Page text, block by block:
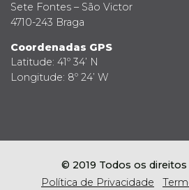
Sete Fontes – São Victor
4710-243 Braga
Coordenadas GPS
Latitude: 41º 34’ N
Longitude: 8º 24’ W
© 2019 Todos os
Política de Privacidade